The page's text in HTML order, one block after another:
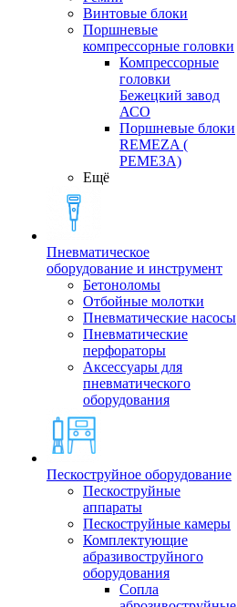
Винтовые блоки
Поршневые
компрессорные головки
Компрессорные
головки
Бежецкий завод
АСО
Поршневые блоки
REMEZA (
РЕМЕЗА)
Ещё
Пневматическое
оборудование и инструмент
Бетоноломы
Отбойные молотки
Пневматические насосы
Пневматические
перфораторы
Аксессуары для
пневматического
оборудования
Пескоструйное оборудование
Пескоструйные
аппараты
Пескоструйные камеры
Комплектующие
абразивоструйного
оборудования
Сопла